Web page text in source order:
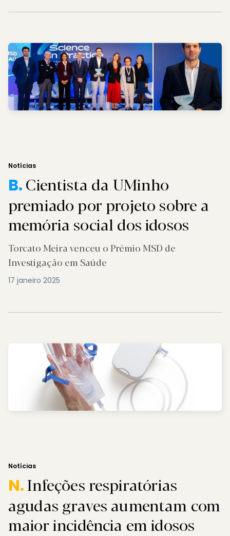
Notícias
B.Cientista da UMinho
premiado por projeto sobre a
memória social dos idosos
Torcato Meira venceu o Prémio MSD de
Investigação em Saúde
17 janeiro 2025
Notícias
N.Infeções respiratórias
agudas graves aumentam com
maior incidência em idosos